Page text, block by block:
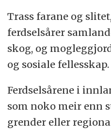
Trass farane og
ferdselsårer
skog, og
og sosiale fellesskap.
Ferdselsårene i
som noko meir enn
grender eller